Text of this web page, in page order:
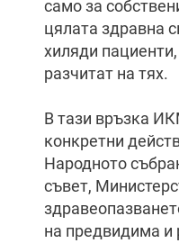
само за
цялата здравна
хиляди
разчитат на тях.
В тази връзка
конкретни
Народното
съвет,
на предвидима и